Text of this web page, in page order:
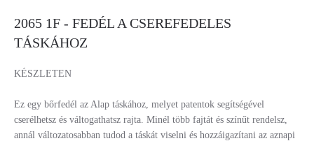
2065 1F - FEDÉL A CSEREFEDELES
TÁSKÁHOZ
KÉSZLETEN
Ez egy bőrfedél az Alap táskához, melyet patentok segítségével
cserélhetsz és váltogathatsz rajta. Minél több fajtát és színűt rendelsz,
annál változatosabban tudod a táskát viselni és hozzáigazítani az aznapi